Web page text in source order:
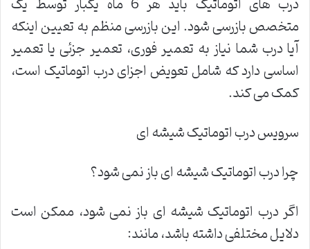
متخصص بازرسی شود. این بازرسی منظم به تعیین اینکه
آیا درب شما نیاز به تعمیر فوری، تعمیر جزئی یا تعمیر
اساسی دارد که شامل تعویض اجزای درب اتوماتیک است،
کمک می کند.
سرویس درب اتوماتیک شیشه ای
چرا درب اتوماتیک شیشه ای باز نمی شود؟
اگر درب اتوماتیک شیشه ای باز نمی شود، ممکن است
دلایل مختلفی داشته باشد، مانند: